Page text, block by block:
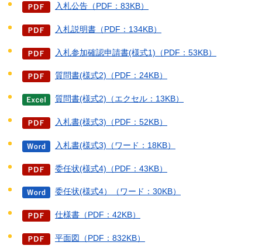
入札公告（PDF：83KB）
入札説明書（PDF：134KB）
入札参加確認申請書(様式1)（PDF：53KB）
質問書(様式2)（PDF：24KB）
質問書(様式2)（エクセル：13KB）
入札書(様式3)（PDF：52KB）
入札書(様式3)（ワード：18KB）
委任状(様式4)（PDF：43KB）
委任状(様式4）（ワード：30KB）
仕様書（PDF：42KB）
平面図（PDF：832KB）